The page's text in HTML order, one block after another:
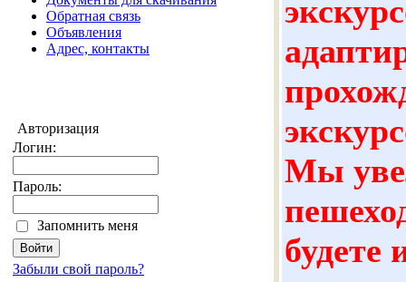
Обратная связь
Объявления
Адрес, контакты
Авторизация
Логин:
Пароль:
Запомнить меня
Забыли свой пароль?
Мы
будете